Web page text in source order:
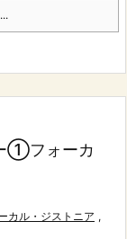
①フォーカ
カル・ジストニア ,